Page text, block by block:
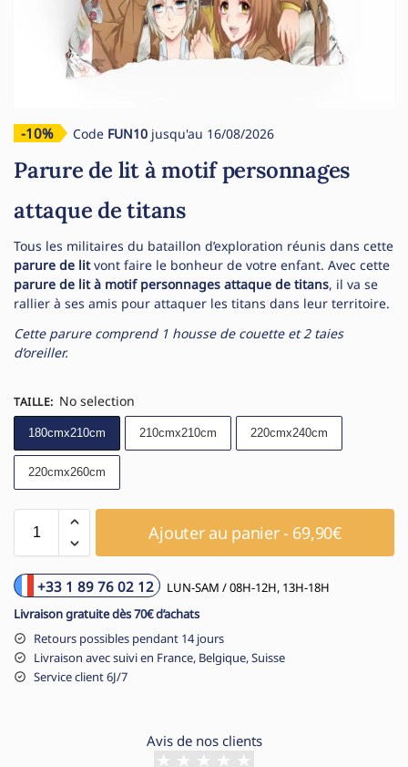
-10% Code FUN10 jusqu'au 16/08/2026
Parure de lit à motif personnages
attaque de titans
Tous les militaires du bataillon d’exploration réunis dans cette
parure de litvont faire le bonheur de votre enfant. Avec cette
parure de lit à motif personnages attaque de titans, il va se
rallier à ses amis pour attaquer les titans dans leur territoire.
Cette parure comprend 1 housse de couette et 2 taies
d’oreiller.
TAILLE: No selection
180cmx210cm 210cmx210cm 220cmx240cm
220cmx260cm
Ajouter au panier - 69,90€
+33 1 89 76 02 12
LUN-SAM / 08H-12H, 13H-18H
Livraison gratuite dès 70€ d’achats
Retours possibles pendant 14 jours
Livraison avec suivi en France, Belgique, Suisse
Service client 6J/7
Avis de nos clients